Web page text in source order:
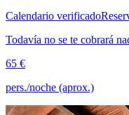
Calendario verificado
Todavía no se te cobrará
65 €
pers./noche (aprox.)